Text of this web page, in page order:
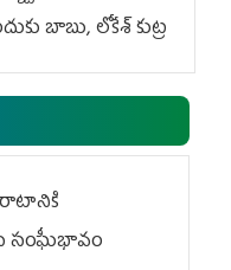
బాబు, లోకేశ్ కుట్ర
సంఘీభావం